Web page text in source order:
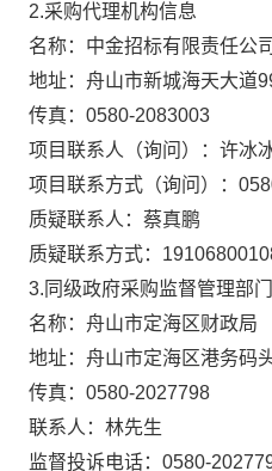
2.采购代理机构信息
名称：中金招标有限责任公司
地址：舟山市新城海天大道
传真：0580-2083003
项目联系人（询问）：许冰
项目联系方式（询问）：
质疑联系人：蔡真鹏
质疑联系方式：
3.同级政府采购监督管理部门
名称：舟山市定海区财政局
地址：舟山市定海区港务码
传真：0580-2027798
联系人：林先生
监督投诉电话：0580-